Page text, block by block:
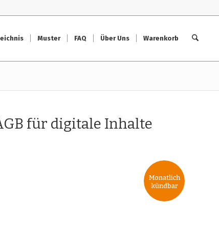
Muster FAQ Über Uns Warenkorb
für digitale Inhalte